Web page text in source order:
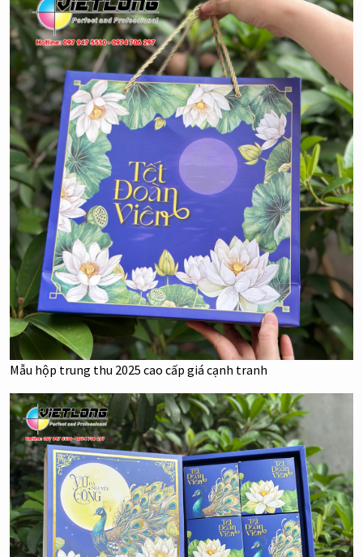
Mẫu hộp trung thu 2025 cao cấp giá cạnh tranh